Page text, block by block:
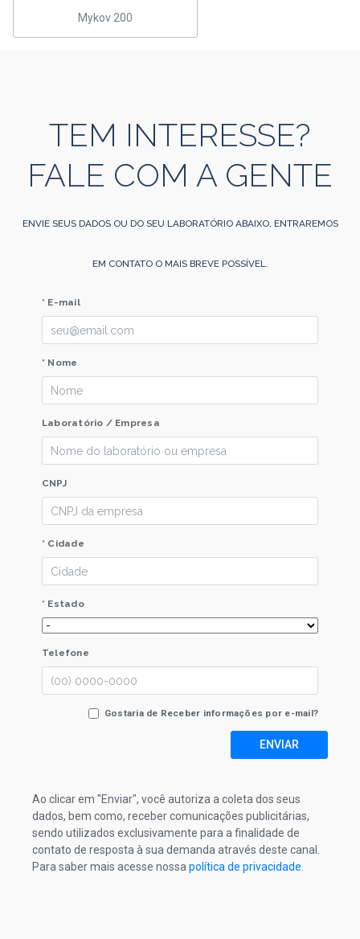
Mykov 200
TEM INTERESSE?
FALE COM A GENTE
ENVIE SEUS DADOS OU DO SEU LABORATÓRIO ABAIXO, ENTRAREMOS
EM CONTATO O MAIS BREVE POSSÍVEL.
* E-mail
* Nome
Laboratório / Empresa
CNPJ
* Cidade
* Estado
Telefone
Gostaria de Receber informações por e-mail?
ENVIAR
Ao clicar em "Enviar", você autoriza a coleta dos seus
dados, bem como, receber comunicações publicitárias,
sendo utilizados exclusivamente para a finalidade de
contato de resposta à sua demanda através deste canal.
Para saber mais acesse nossa política de privacidade